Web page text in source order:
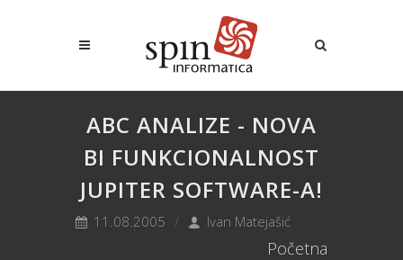
ABC ANALIZE - NOVA
BI FUNKCIONALNOST
JUPITER SOFTWARE-A!
11.08.2005 Ivan Matejašić
Početna